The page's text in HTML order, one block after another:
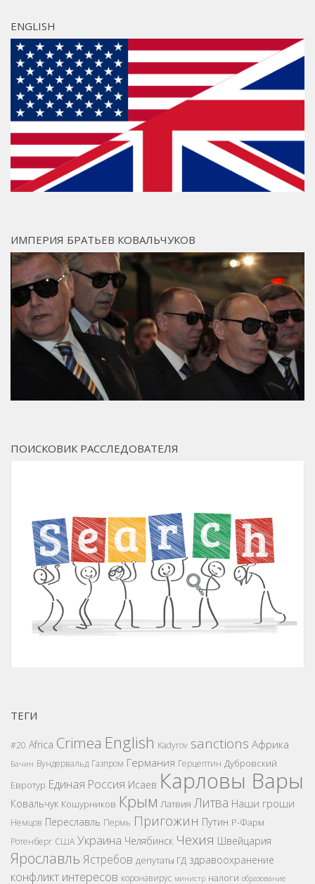
ENGLISH
ИМПЕРИЯ БРАТЬЕВ КОВАЛЬЧУКОВ
ПОИСКОВИК РАССЛЕДОВАТЕЛЯ
ТЕГИ
#20 Africa Crimea English Kadyrov sanctions Африка
Бачин Вундервальд Газпром Германия Герцептин Дубровский
Евротур Единая Россия Исаев Карловы Вары
Ковальчук Кошурников Крым Латвия Литва Наши гроши
Немцов Переславль Пермь Пригожин Путин Р-Фарм
Ротенберг США Украина Челябинск Чехия Швейцария
Ярославль Ястребов депутаты ГД здравоохранение
конфликт интересов коронавирус министр налоги образование